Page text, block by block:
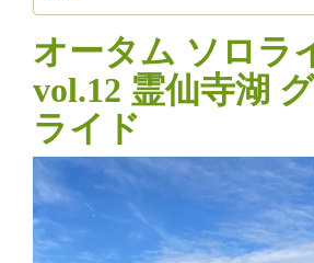
オータム ソロラ
vol.12 霊仙寺湖
ライド